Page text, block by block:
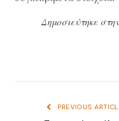
Δημοσιεύτηκε
PREVIOUS